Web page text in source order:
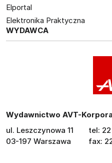
Elportal
Elektronika Praktyczna
WYDAWCA
Wydawnictwo AVT-
ul. Leszczynowa 11
03-197 Warszawa
tel:
fax: